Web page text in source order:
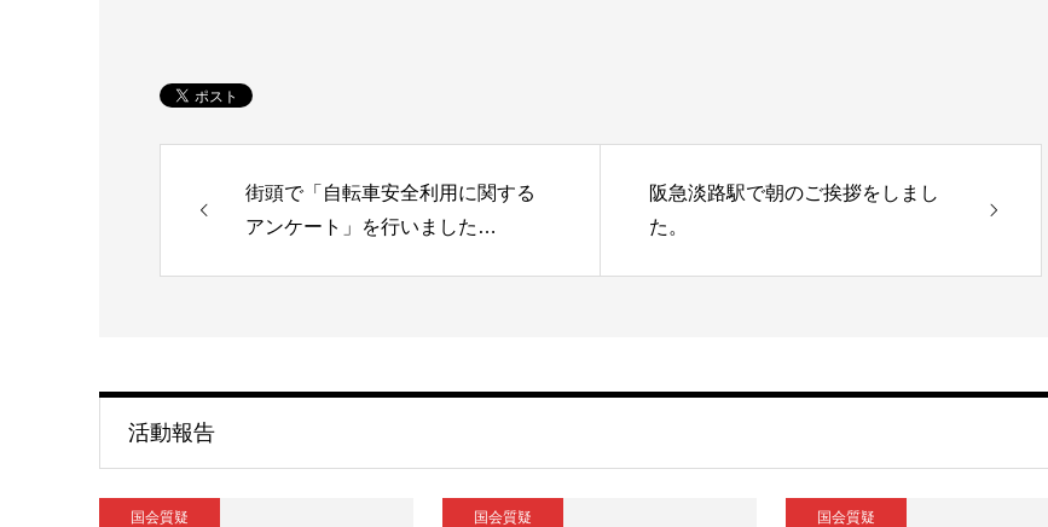
街頭で「自転車安全利用に関する
アンケート」を行いました…
阪急淡路駅で朝のご挨拶をしまし
た。
活動報告
国会質疑 国会質疑 国会質疑